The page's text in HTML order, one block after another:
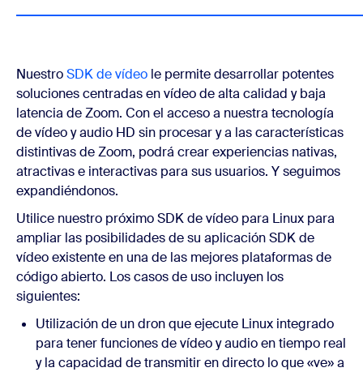
NuestroSDK de vídeo le permite desarrollar potentes
soluciones centradas en vídeo de alta calidad y baja
latencia de Zoom. Con el acceso a nuestra tecnología
de vídeo y audio HD sin procesar y a las características
distintivas de Zoom, podrá crear experiencias nativas,
atractivas e interactivas para sus usuarios. Y seguimos
expandiéndonos.
Utilice nuestro próximo SDK de vídeo para Linux para
ampliar las posibilidades de su aplicación SDK de
vídeo existente en una de las mejores plataformas de
código abierto. Los casos de uso incluyen los
siguientes:
Utilización de un dron que ejecute Linux integrado
para tener funciones de vídeo y audio en tiempo real
y la capacidad de transmitir en directo lo que «ve» a